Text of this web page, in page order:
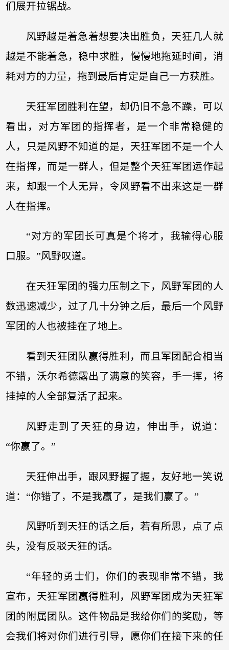
们展开拉锯战。
风野越是着急着想要决出胜负，天狂几人就
越是不能着急，稳中求胜，慢慢地拖延时间，消
耗对方的力量，拖到最后肯定是自己一方获胜。
天狂军团胜利在望，却仍旧不急不躁，可以
看出，对方军团的指挥者，是一个非常稳健的
人，只是风野不知道的是，天狂军团不是一个人
在指挥，而是一群人，但是整个天狂军团运作起
来，却跟一个人无异，令风野看不出来这是一群
人在指挥。
“对方的军团长可真是个将才，我输得心服
口服。”风野叹道。
在天狂军团的强力压制之下，风野军团的人
数迅速减少，过了几十分钟之后，最后一个风野
军团的人也被挂在了地上。
看到天狂团队赢得胜利，而且军团配合相当
不错，沃尔希德露出了满意的笑容，手一挥，将
挂掉的人全部复活了起来。
风野走到了天狂的身边，伸出手，说道：
“你赢了。”
天狂伸出手，跟风野握了握，友好地一笑说
道：“你错了，不是我赢了，是我们赢了。”
风野听到天狂的话之后，若有所思，点了点
头，没有反驳天狂的话。
“年轻的勇士们，你们的表现非常不错，我
宣布，天狂军团赢得胜利，风野军团成为天狂军
团的附属团队。这件物品是我给你们的奖励，等
会我们将对你们进行引导，愿你们在接下来的任